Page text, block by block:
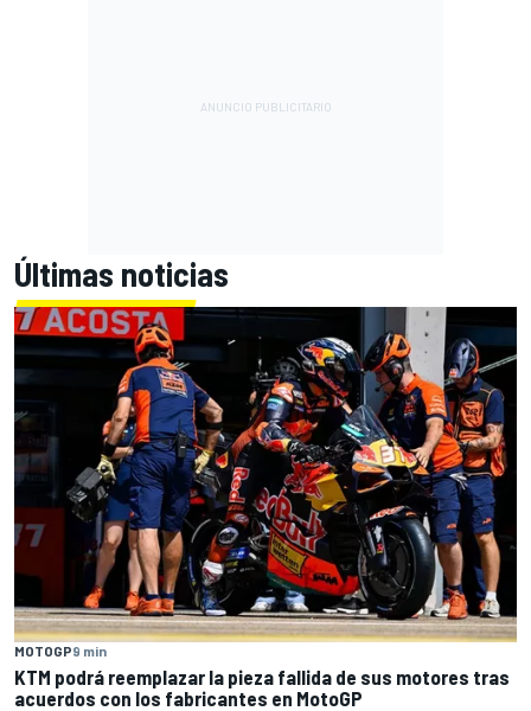
Últimas noticias
MOTOGP9 min
KTM podrá reemplazar la pieza fallida de sus motores tras
acuerdos con los fabricantes en MotoGP